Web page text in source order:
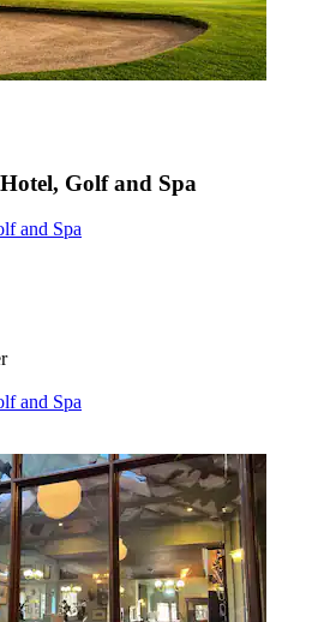
Golf and Spa
and Spa
and Spa